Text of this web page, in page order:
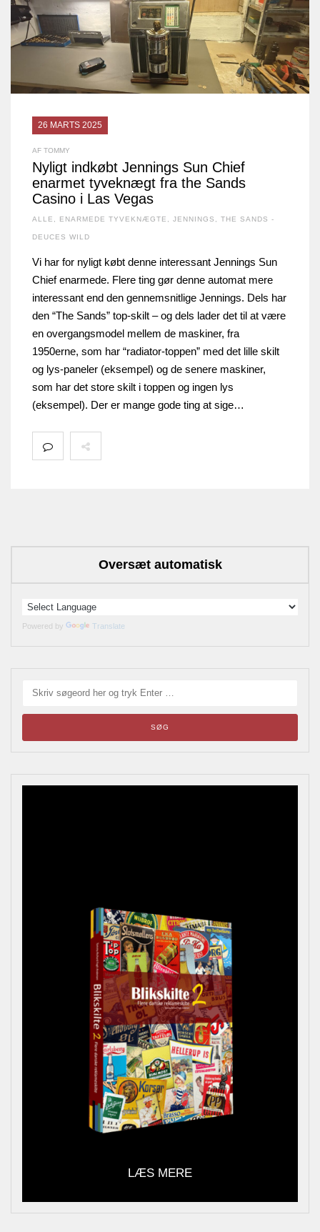
26 MARTS 2025
AF TOMMY
Nyligt indkøbt Jennings Sun Chief
enarmet tyveknægt fra the Sands
Casino i Las Vegas
ALLE ENARMEDE TYVEKNÆGTE JENNINGS THE SANDS -
DEUCES WILD
Vi har for nyligt købt denne interessant Jennings Sun
Chief enarmede. Flere ting gør denne automat mere
interessant end den gennemsnitlige Jennings. Dels har
den “The Sands” top-skilt – og dels lader det til at være
en overgangsmodel mellem de maskiner, fra
1950erne, som har “radiator-toppen” med det lille skilt
og lys-paneler (eksempel) og de senere maskiner,
som har det store skilt i toppen og ingen lys
(eksempel). Der er mange gode ting at sige…
Oversæt automatisk
Powered by Translate
LÆS MERE